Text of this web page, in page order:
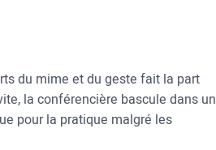
du mime et du geste fait la part
la conférencière bascule dans un
pour la pratique malgré les